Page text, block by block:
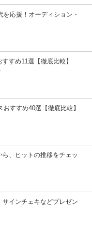
応援！オーディション・
すめ11選【徹底比較】
すすめ40選【徹底比較】
、ヒットの推移をチェッ
インチェキなどプレゼン